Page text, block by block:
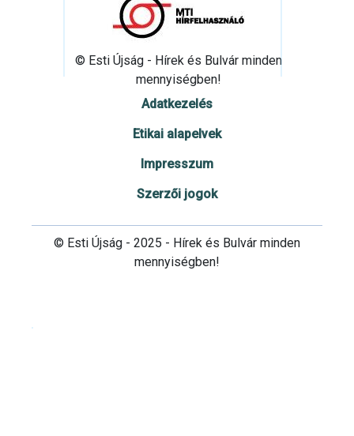
© Esti Újság - Hírek és Bulvár minden
mennyiségben!
Adatkezelés
Etikai alapelvek
Impresszum
Szerzői jogok
© Esti Újság - 2025 - Hírek és Bulvár minden
mennyiségben!